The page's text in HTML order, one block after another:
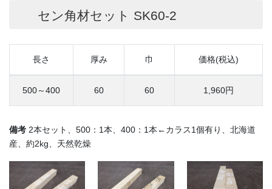
セン角材セット SK60-2
長さ 厚み 巾 価格(税込)
500～400 60 60 1,960円
備考 2本セット、500：1本、400：1本←カラス1個有り、北海道
産、約2kg、天然乾燥